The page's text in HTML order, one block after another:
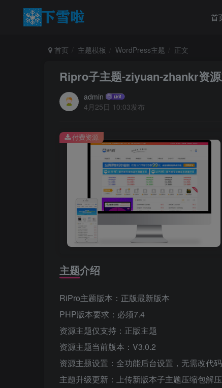
首
首页 主题模板 WordPress主题 正文
Ripro子主题-ziyuan-zhankr资
admin
4月25日 10:03发布
付费资源
主题介绍
RiPro主题版本：正版最新版本
PHP版本要求：必须7.4
资源主题仅支持：正版主题
资源主题当前版本：V3.0.2
资源主题设置：全功能后台设置，无需改代码
主题升级更新：上传新版本子主题压缩包解